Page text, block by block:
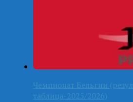
Чемпионат Бельгии
таблица-2025/2026)